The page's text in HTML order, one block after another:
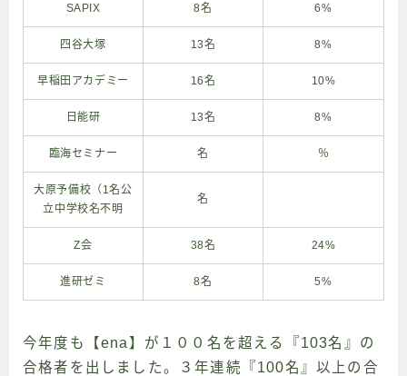
SAPIX 8名 6%
四谷大塚 13名 8%
早稲田アカデミー 16名 10%
日能研 13名 8%
臨海セミナー 名 ％
大原予備校（1名公
立中学校名不明
名
Z会 38名 24%
進研ゼミ 8名 5%
今年度も【ena】が１００名を超える『103名』の
合格者を出しました。３年連続『100名』以上の合